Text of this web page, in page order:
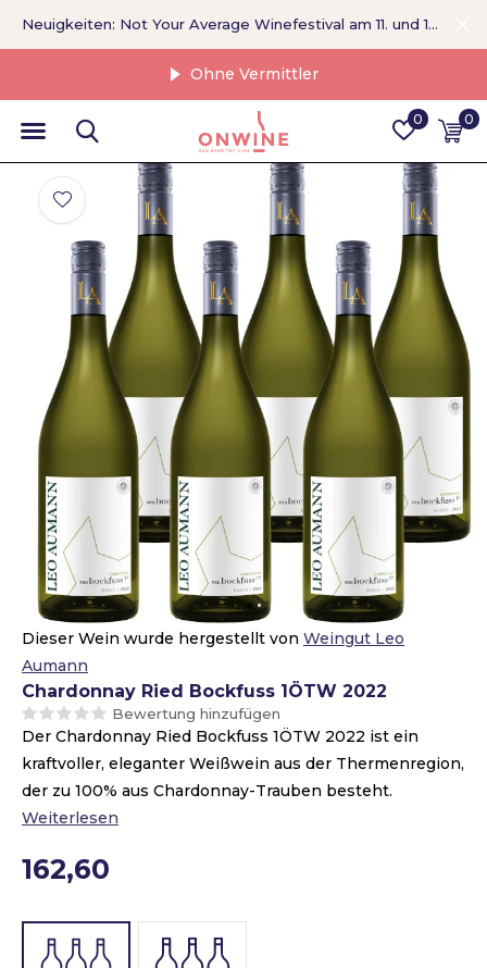
0 0
Ohne Vermittler
Neuigkeiten: Not Your Average Winefestival am 11. und 12. September >
Dieser Wein wurde hergestellt von Weingut Leo
Aumann
Chardonnay Ried Bockfuss 1ÖTW 2022
Bewertung hinzufügen
Der Chardonnay Ried Bockfuss 1ÖTW 2022 ist ein
kraftvoller, eleganter Weißwein aus der Thermenregion,
der zu 100% aus Chardonnay-Trauben besteht.
Weiterlesen
162,60